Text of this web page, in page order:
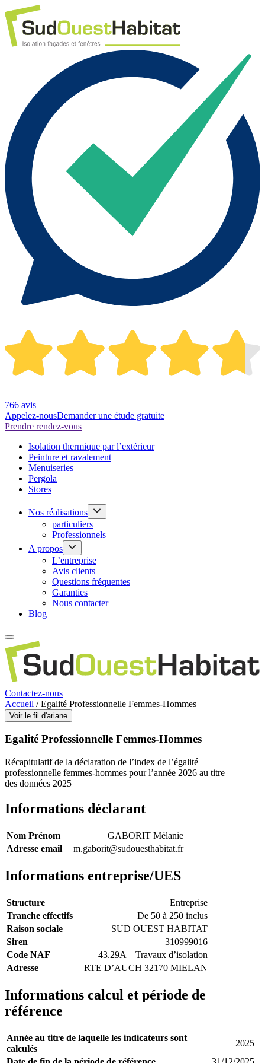
766 avis
Appelez-nousDemander une étude gratuite
Prendre rendez-vous
Isolation thermique par l’extérieur
Peinture et ravalement
Menuiseries
Pergola
Stores
Nos réalisations
particuliers
Professionnels
A propos
L’entreprise
Avis clients
Questions fréquentes
Garanties
Nous contacter
Blog
Contactez-nous
Accueil /Egalité Professionnelle Femmes-Hommes
Voir le fil d'ariane
Egalité Professionnelle Femmes-Hommes
Récapitulatif de la déclaration de l’index de l’égalité
professionnelle femmes-hommes pour l’année 2026 au titre
des données 2025
Informations déclarant
Nom Prénom
GABORIT Mélanie
Adresse email
m.gaborit@sudouesthabitat.fr
Informations entreprise/UES
Structure
Entreprise
Tranche effectifs
De 50 à 250 inclus
Raison sociale
SUD OUEST HABITAT
Siren
310999016
Code NAF
43.29A – Travaux d’isolation
Adresse
RTE D’AUCH 32170 MIELAN
Informations calcul et période de
référence
Année au titre de laquelle les indicateurs sont
calculés
2025